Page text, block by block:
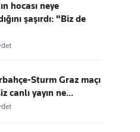
hocası neye
şaşırdı: "Biz de
Sturm Graz maçı
canlı yayın ne...